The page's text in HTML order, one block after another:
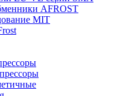
AFROST
MIT